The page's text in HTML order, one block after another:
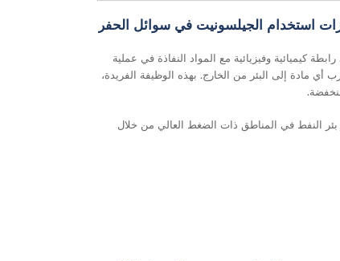
استخدام الجيلسونيت في سوائل الحفر
كيميائية وفيزيائية مع المواد النفاذة في عملية
مادة إلى البئر من الخارج. بهذه الوظيفة الفريدة،
بئر النفط في المناطق ذات الضغط العالي من خلال